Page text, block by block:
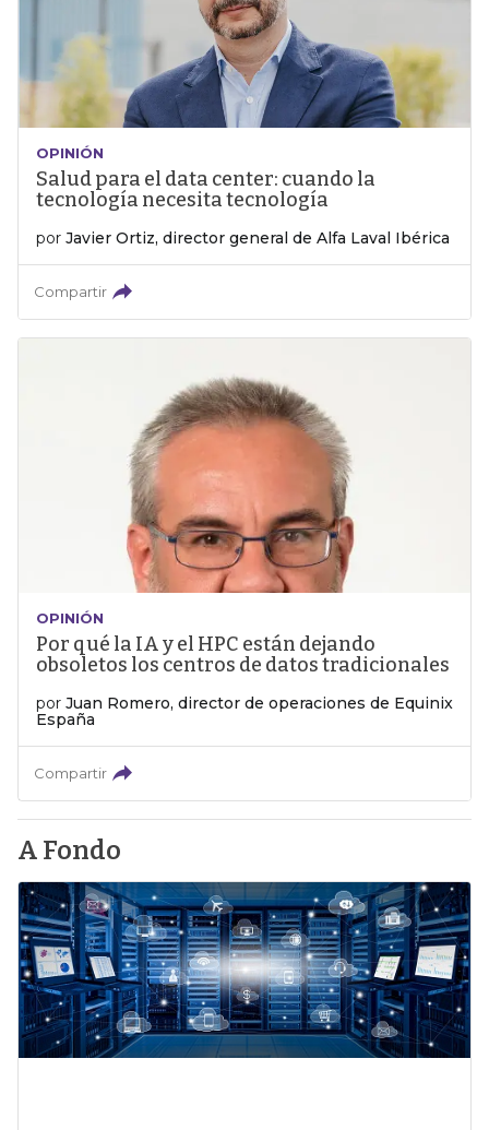
OPINIÓN
Salud para el data center: cuando la
tecnología necesita tecnología
por Javier Ortiz, director general de Alfa Laval Ibérica
Compartir
OPINIÓN
Por qué la IA y el HPC están dejando
obsoletos los centros de datos tradicionales
por Juan Romero, director de operaciones de Equinix
España
Compartir
A Fondo